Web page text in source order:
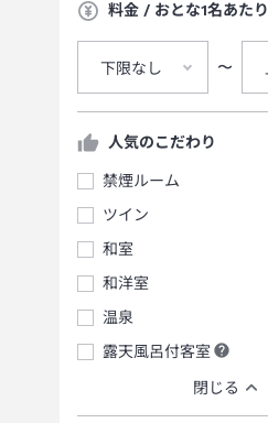
料金 / おとな1名あたり
下限なし 〜
人気のこだわり
禁煙ルーム
ツイン
和室
和洋室
温泉
露天風呂付客室
閉じる